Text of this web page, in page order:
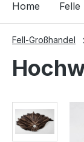
Home Felle
Fell-Großhandel
Bildergalerie